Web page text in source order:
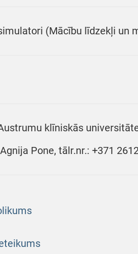
(Mācību līdzekļi un
klīniskās
Pone, tālr.nr.: +371